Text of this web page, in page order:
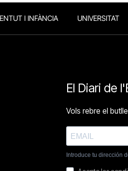
I INFÀNCIA UNIVERSITAT